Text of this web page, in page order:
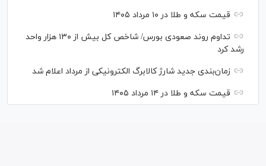
قیمت سکه و طلا در ۱۰ مرداد ۱۴۰۵
تداوم روند صعودی بورس/ شاخص کل بیش از ۱۳۰ هزار واحد
رشد کرد
زمان‌بندی جدید شارژ کالابرگ الکترونیکی از مرداد اعلام شد
قیمت سکه و طلا در ۱۴ مرداد ۱۴۰۵